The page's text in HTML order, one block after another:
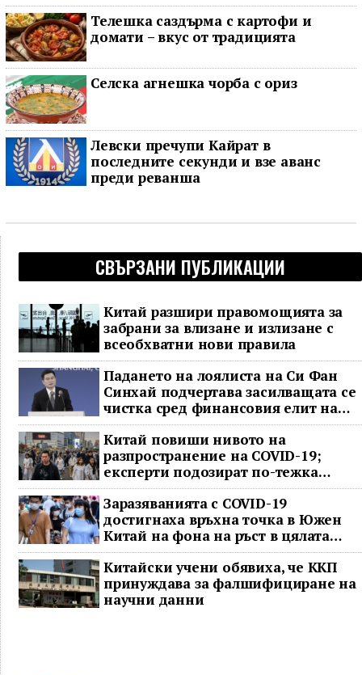
Телешка саздърма с картофи и
домати – вкус от традицията
Селска агнешка чорба с ориз
Левски пречупи Кайрат в
последните секунди и взе аванс
преди реванша
СВЪРЗАНИ ПУБЛИКАЦИИ
Китай разшири правомощията за
забрани за влизане и излизане с
всеобхватни нови правила
Падането на лоялиста на Си Фан
Синхай подчертава засилващата се
чистка сред финансовия елит на
Китай
Китай повиши нивото на
разпространение на COVID-19;
експерти подозират по-тежка
ситуация
Заразяванията с COVID-19
достигнаха връхна точка в Южен
Китай на фона на ръст в цялата
страна
Китайски учени обявиха, че ККП
принуждава за фалшифициране на
научни данни